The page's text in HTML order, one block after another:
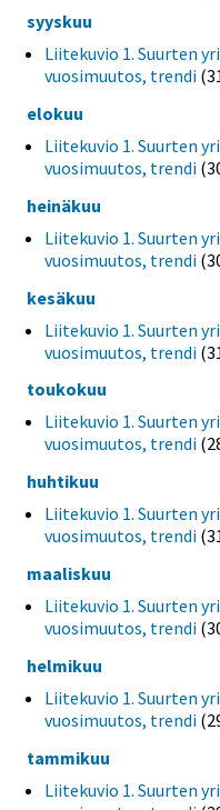
syyskuu
Liitekuvio 1. Suurten
vuosimuutos, trendi
elokuu
Liitekuvio 1. Suurten
vuosimuutos, trendi
heinäkuu
Liitekuvio 1. Suurten
vuosimuutos, trendi
kesäkuu
Liitekuvio 1. Suurten
vuosimuutos, trendi
toukokuu
Liitekuvio 1. Suurten
vuosimuutos, trendi
huhtikuu
Liitekuvio 1. Suurten
vuosimuutos, trendi
maaliskuu
Liitekuvio 1. Suurten
vuosimuutos, trendi
helmikuu
Liitekuvio 1. Suurten
vuosimuutos, trendi
tammikuu
Liitekuvio 1. Suurten